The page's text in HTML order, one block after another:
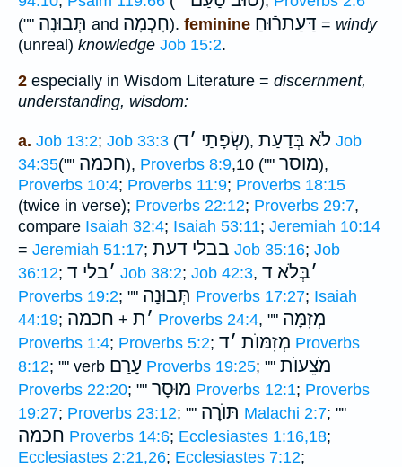
("" תְּבוּנָה and חָכְמָה). feminine דַּעַתרֿוּחַ = windy
(unreal) knowledge Job 15:2.
2 especially in Wisdom Literature = discernment,
understanding, wisdom:
a. Job 13:2; Job 33:3 ( שְׂפָתַי ׳ד ), לֹא בְּדַעַת Job
34:35("" חכמה), Proverbs 8:9,10 ("" מוסר),
Proverbs 10:4; Proverbs 11:9; Proverbs 18:15
(twice in verse); Proverbs 22:12; Proverbs 29:7,
compare Isaiah 32:4; Isaiah 53:11; Jeremiah 10:14
= Jeremiah 51:17; בבלי דעת Job 35:16; Job
36:12; ׳בלי ד Job 38:2; Job 42:3, ׳בְּלֹא ד
Proverbs 19:2; "" תְּבוּנָה Proverbs 17:27; Isaiah
44:19; ׳ת + חכמה Proverbs 24:4, "" מְזִמָּה
Proverbs 1:4; Proverbs 5:2; מְזִמּוֺת ׳ד
Proverbs
8:12; "" verb עָרַם Proverbs 19:25; "" מֹצֵעוֺת
Proverbs 22:20; "" מוּסָר Proverbs 12:1; Proverbs
19:27; Proverbs 23:12; "" תּוֺרָה Malachi 2:7; ""
חכמה Proverbs 14:6; Ecclesiastes 1:16,18;
Ecclesiastes 2:21,26; Ecclesiastes 7:12;